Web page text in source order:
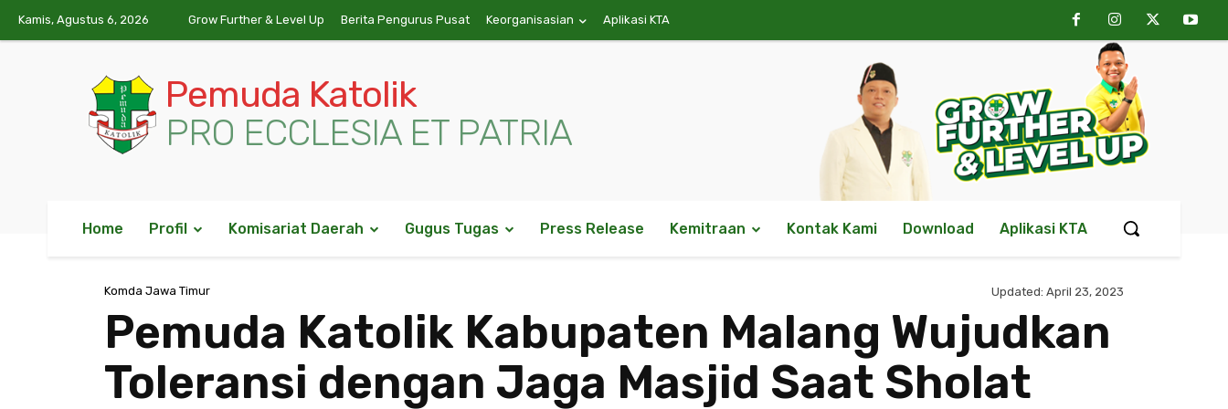
Kamis, Agustus 6, 2026 Grow Further & Level Up Berita Pengurus Pusat Keorganisasian Aplikasi KTA
Pemuda Katolik
PRO ECCLESIA ET PATRIA
Home Profil Komisariat Daerah Gugus Tugas Press Release Kemitraan Kontak Kami Download Aplikasi KTA
Komda Jawa Timur Updated: April 23, 2023
Pemuda Katolik Kabupaten Malang Wujudkan
Toleransi dengan Jaga Masjid Saat Sholat